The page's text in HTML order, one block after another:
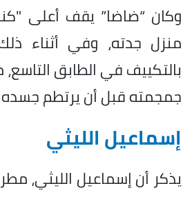
وكان “ضاضا” يقف أعلى
منزل جدته، وفي أثناء
بالتكييف في الطابق
جمجمته قبل أن يرتطم جسده
إسماعيل الليثي
يذكر أن إسماعيل الليثي،